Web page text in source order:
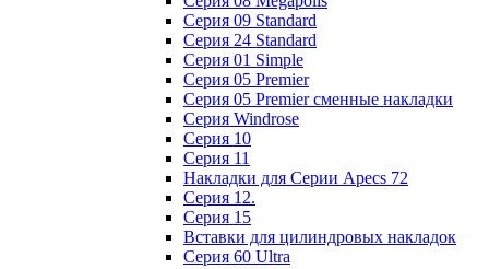
Cерия 09 Standard
Cерия 24 Standard
Серия 01 Simple
Серия 05 Premier
Серия 05 Premier сменные накладки
Cерия Windrose
Серия 10
Серия 11
Накладки для Серии Apecs 72
Серия 12.
Серия 15
Вставки для цилиндровых накладок
Серия 60 Ultra